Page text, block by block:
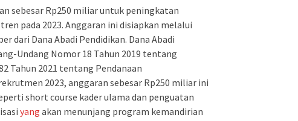
sebesar Rp250 miliar untuk peningkatan
pada 2023. Anggaran ini disiapkan melalui
dari Dana Abadi Pendidikan. Dana Abadi
Undang Nomor 18 Tahun 2019 tentang
Tahun 2021 tentang Pendanaan
2023, anggaran sebesar Rp250 miliar ini
short course kader ulama dan penguatan
yang akan menunjang program kemandirian